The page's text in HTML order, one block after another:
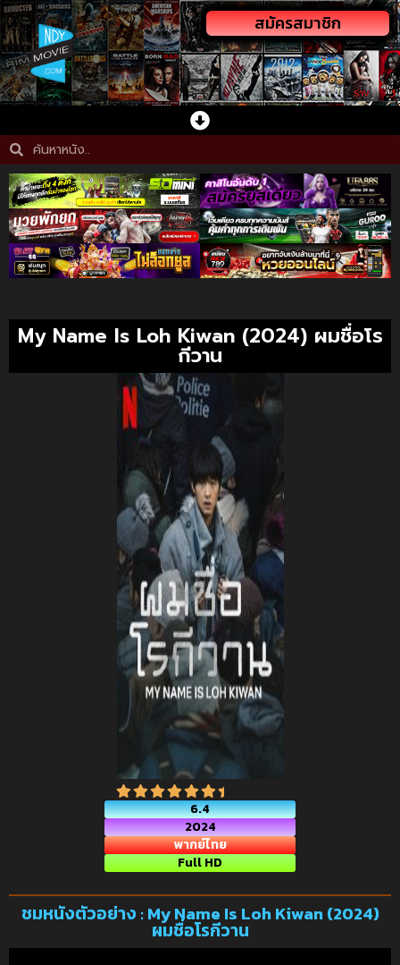
สมัครสมาชิก
My Name Is Loh Kiwan (2024) ผมชื่อโร
กีวาน
6.4
2024
พากย์ไทย
Full HD
ชมหนังตัวอย่าง : My Name Is Loh Kiwan (2024)
ผมชื่อโรกีวาน